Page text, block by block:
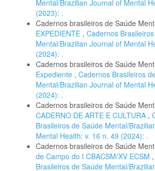
Mental/Brazilian Journal of Mental
(2023): .
Cadernos brasileiros de Saúde
EXPEDIENTE , Cadernos
Mental/Brazilian Journal of Mental
(2024): .
Cadernos brasileiros de Saúde
Expediente , Cadernos Brasileiros
Mental/Brazilian Journal of Mental
(2024): .
Cadernos brasileiros de Saúde
CADERNO DE ARTE E CULTURA ,
Brasileiros de Saúde Mental/
Mental Health: v. 16 n. 49 (2024): .
Cadernos brasileiros de Saúde
de Campo do I CBACSM/XV ECSM ,
Brasileiros de Saúde Mental/